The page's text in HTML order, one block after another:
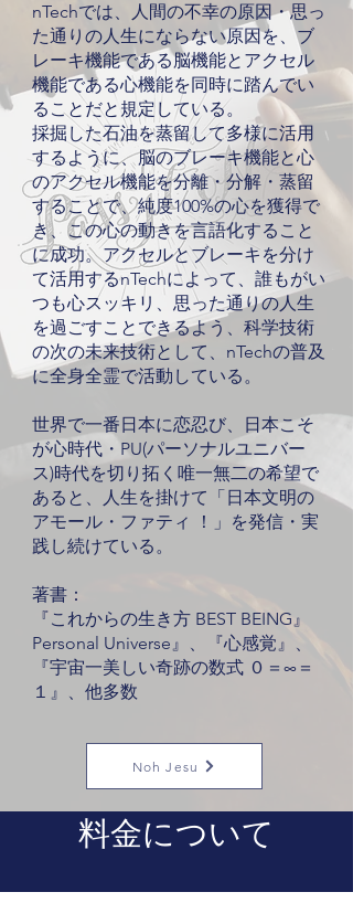
nTechでは、人間の不幸の原因・思っ
た通りの人生にならない原因を、ブ
レーキ機能である脳機能とアクセル
機能である心機能を同時に踏んでい
ることだと規定している。
採掘した石油を蒸留して多様に活用
するように、脳のブレーキ機能と心
のアクセル機能を分離・分解・蒸留
することで、純度100%の心を獲得で
き、この心の動きを言語化すること
に成功。アクセルとブレーキを分け
て活用するnTechによって、誰もがい
つも心スッキリ、思った通りの人生
を過ごすことできるよう、科学技術
の次の未来技術として、nTechの普及
に全身全霊で活動している。
世界で一番日本に恋忍び、日本こそ
が心時代・PU(パーソナルユニバー
ス)時代を切り拓く唯一無二の希望で
あると、人生を掛けて「日本文明の
アモール・ファティ ！」を発信・実
践し続けている。
著書：
『これからの生き方 BEST BEING』
Personal Universe』、『心感覚』、
『宇宙一美しい奇跡の数式 ０＝∞＝
１』、他多数
Noh Jesu
料金について